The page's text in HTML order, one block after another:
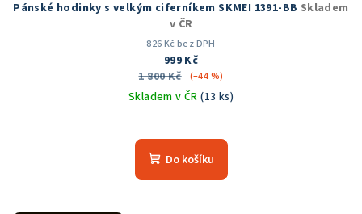
Pánské hodinky s velkým ciferníkem SKMEI 1391-BB Skladem
v ČR
826 Kč bez DPH
999 Kč
1 800 Kč
(–44 %)
Skladem v ČR(13 ks)
hodnocení
produktu
Do košíku